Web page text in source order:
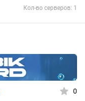
Кол-во серверов: 1
0